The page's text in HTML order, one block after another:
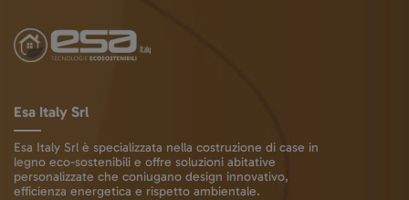
Esa Italy Srl
Esa Italy Srl è specializzata nella costruzione di case in
legno eco-sostenibili e offre soluzioni abitative
personalizzate che coniugano design innovativo,
efficienza energetica e rispetto ambientale.